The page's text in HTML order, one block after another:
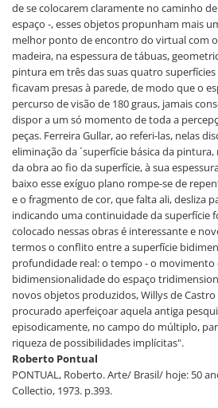
de se colocarem claramente no caminho
espaço -, esses objetos propunham mais
melhor ponto de encontro do virtual com o
madeira, na espessura de tábuas,
pintura em três das suas quatro
ficavam presas à parede, de modo que o
percurso de visão de 180 graus, jamais
dispor a um só momento de toda a
peças. Ferreira Gullar, ao referi-las, nelas
eliminação da ´superfície básica da
da obra ao fio da superfície, à sua
baixo esse exíguo plano rompe-se de
e o fragmento de cor, que falta ali, desliza
indicando uma continuidade da superfície
colocado nessas obras é interessante e
termos o conflito entre a superfície
profundidade real: o tempo - o movimento
bidimensionalidade do espaço
novos objetos produzidos, Willys de
procurado aperfeiçoar aquela antiga
episodicamente, no campo do múltiplo,
riqueza de possibilidades implícitas".
Roberto Pontual
PONTUAL, Roberto. Arte/ Brasil/ hoje: 50
Collectio, 1973. p.393.